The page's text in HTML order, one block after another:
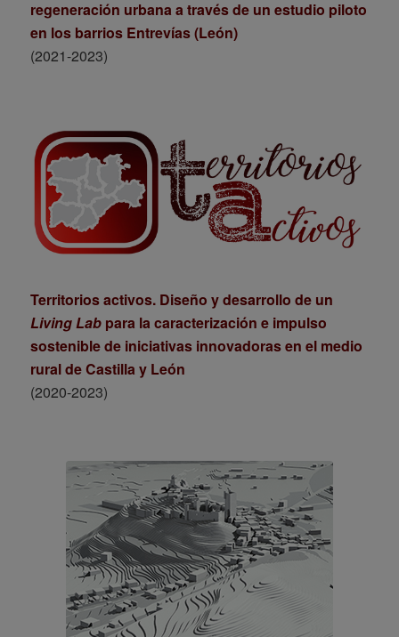
regeneración urbana a través de un estudio piloto
en los barrios Entrevías (León)
(2021-2023)
Territorios activos. Diseño y desarrollo de un
Living Labpara la caracterización e impulso
sostenible de iniciativas innovadoras en el medio
rural de Castilla y León
(2020-2023)